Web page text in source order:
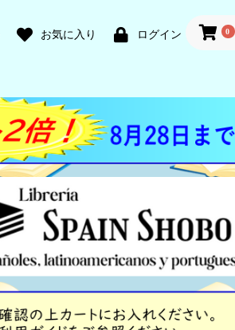
お気に入り ログイン 0